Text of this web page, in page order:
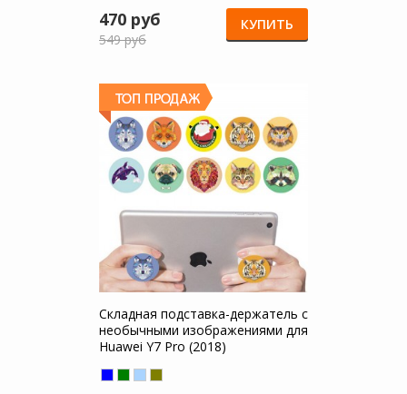
470 руб
549 руб
КУПИТЬ
Складная подставка-держатель с
необычными изображениями для
Huawei Y7 Pro (2018)